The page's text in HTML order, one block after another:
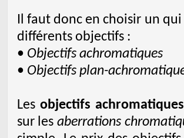
Il faut donc en choisir un
différents objectifs :
• Objectifs achromatiques
• Objectifs plan-
Les objectifs achromatiques
sur lesaberrations